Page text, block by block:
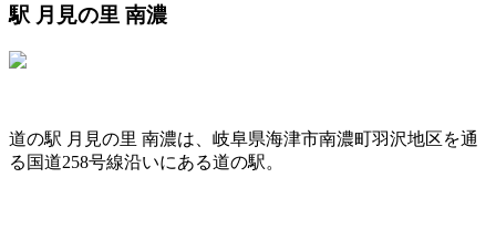
駅 月見の里 南濃
道の駅 月見の里 南濃は、岐阜県海津市南濃町羽沢地区を通
る国道258号線沿いにある道の駅。